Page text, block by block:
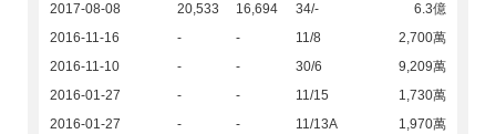
2017-08-08
20,533 16,694 34/-
6.3億
2016-11-16
- - 11/8
2,700萬
2016-11-10
- - 30/6
9,209萬
2016-01-27
- - 11/15
1,730萬
2016-01-27
- - 11/13A
1,970萬